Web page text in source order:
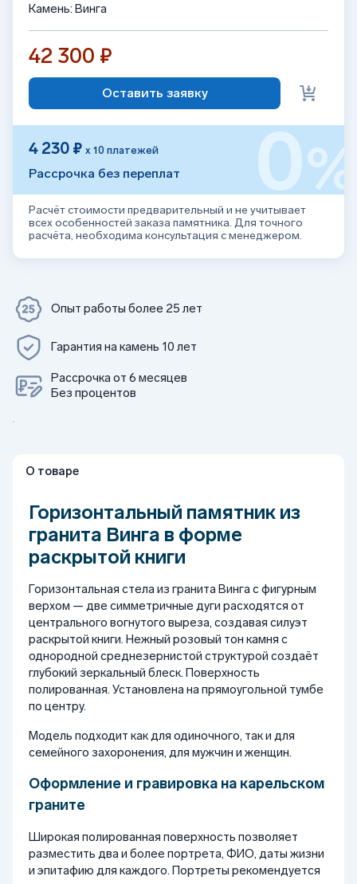
Камень: Винга
42 300 ₽
Оставить заявку
4 230 ₽ х 10 платежей
Рассрочка без переплат 0%
Расчёт стоимости предварительный и не учитывает
всех особенностей заказа памятника. Для точного
расчёта, необходима консультация с менеджером.
Опыт работы более 25 лет
Гарантия на камень 10 лет
Рассрочка от 6 месяцев
Без процентов
О товаре
Горизонтальный памятник из
гранита Винга в форме
раскрытой книги
Горизонтальная стела из гранита Винга с фигурным
верхом — две симметричные дуги расходятся от
центрального вогнутого выреза, создавая силуэт
раскрытой книги. Нежный розовый тон камня с
однородной среднезернистой структурой создаёт
глубокий зеркальный блеск. Поверхность
полированная. Установлена на прямоугольной тумбе
по центру.
Модель подходит как для одиночного, так и для
семейного захоронения, для мужчин и женщин.
Оформление и гравировка на карельском
граните
Широкая полированная поверхность позволяет
разместить два и более портрета, ФИО, даты жизни
и эпитафию для каждого. Портреты рекомендуется